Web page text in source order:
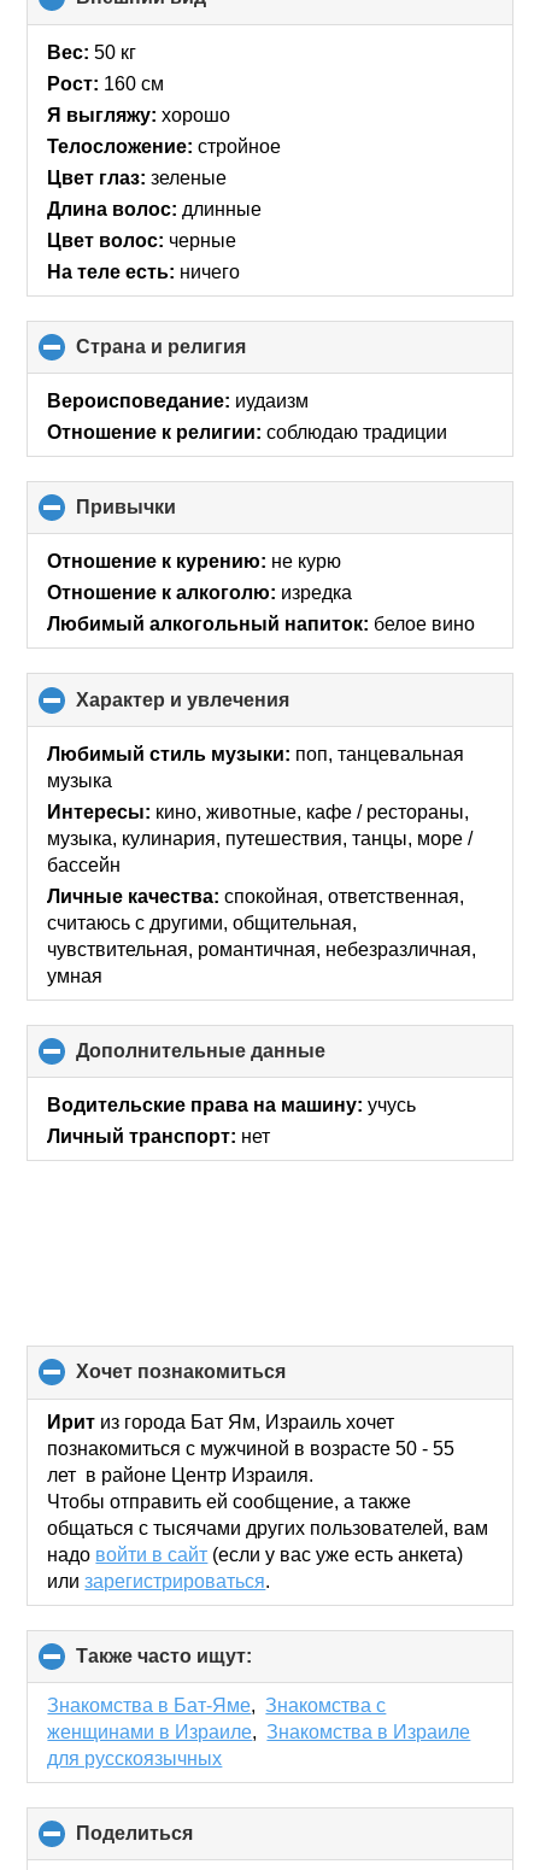
to
Вес: 50 кг
Рост: 160 см
Я выгляжу: хорошо
Телосложение: стройное
Цвет глаз: зеленые
Длина волос: длинные
Цвет волос: черные
На теле есть: ничего
Страна и религия
to
collapse
Вероисповедание: иудаизм
Отношение к религии: соблюдаю традиции
Привычки
to
collapse
Отношение к курению: не курю
Отношение к алкоголю: изредка
Любимый алкогольный напиток: белое вино
Характер и увлечения
to
collapse
Любимый стиль музыки: поп, танцевальная
музыка
Интересы: кино, животные, кафе / рестораны,
музыка, кулинария, путешествия, танцы, море /
бассейн
Личные качества: спокойная, ответственная,
считаюсь с другими, общительная,
чувствительная, романтичная, небезразличная,
умная
Дополнительные данные
to
collapse
Водительские права на машину: учусь
Личный транспорт: нет
хочет познакомиться
to
collapse
contents
Ирит из города Бат Ям, Израиль хочет
познакомиться с мужчиной в возрасте 50 - 55
лет в районе Центр Израиля.
Чтобы отправить ей сообщение, а также
общаться с тысячами других пользователей, вам
надо войти в сайт (если у вас уже есть анкета)
илизарегистрироваться.
Также часто ищут:
to
collapse
contents
Знакомства в Бат-Яме,Знакомства с
женщинами в Израиле,Знакомства в Израиле
для русскоязычных
Поделиться
to